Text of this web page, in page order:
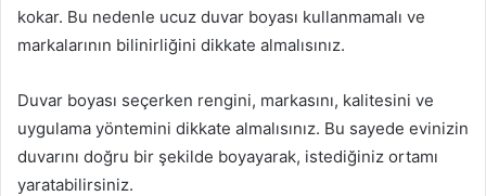
kokar. Bu nedenle ucuz duvar boyası kullanmamalı ve
markalarının bilinirliğini dikkate almalısınız.
Duvar boyası seçerken rengini, markasını, kalitesini ve
uygulama yöntemini dikkate almalısınız. Bu sayede evinizin
duvarını doğru bir şekilde boyayarak, istediğiniz ortamı
yaratabilirsiniz.